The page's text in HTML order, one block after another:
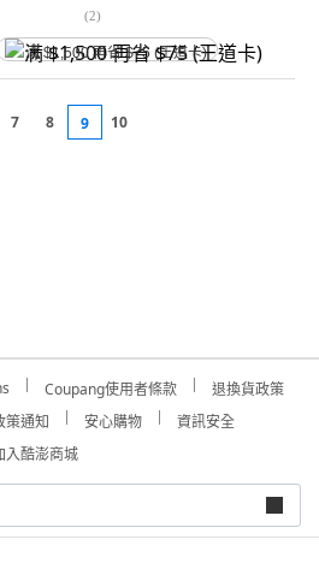
(2)
满 $1,500 再省 $75 (王道卡)
7 8 9 10
Coupang使用者條款
退換貨政策
策通知 安心購物
資訊安全
入酷澎商城